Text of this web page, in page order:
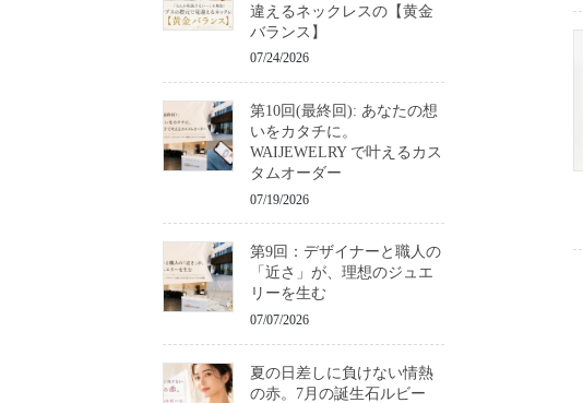
違えるネックレスの【黄金
バランス】
07/24/2026
第10回(最終回): あなたの想
いをカタチに。
WAIJEWELRY で叶えるカス
タムオーダー
07/19/2026
第9回：デザイナーと職人の
「近さ」が、理想のジュエ
リーを生む
07/07/2026
夏の日差しに負けない情熱
の赤。7月の誕生石ルビー